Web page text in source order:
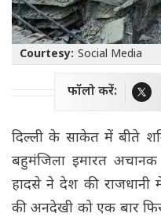
Courtesy: Social Media
फॉलो करें:
दिल्ली के साकेत में बीते
बहुमंजिला इमारत
हादसे ने देश की राजधानी
की अनदेखी को एक बार